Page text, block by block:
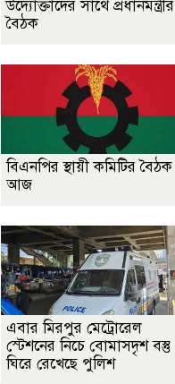
উদ্যোক্তাদের সাথে প্রধানমন্ত্রীর
বৈঠক
বিএনপির স্থায়ী কমিটির বৈঠক
আজ
এবার মিরপুর মেট্রোরেল
স্টেশনের নিচে বোমাসদৃশ বস্তু
ঘিরে রেখেছে পুলিশ